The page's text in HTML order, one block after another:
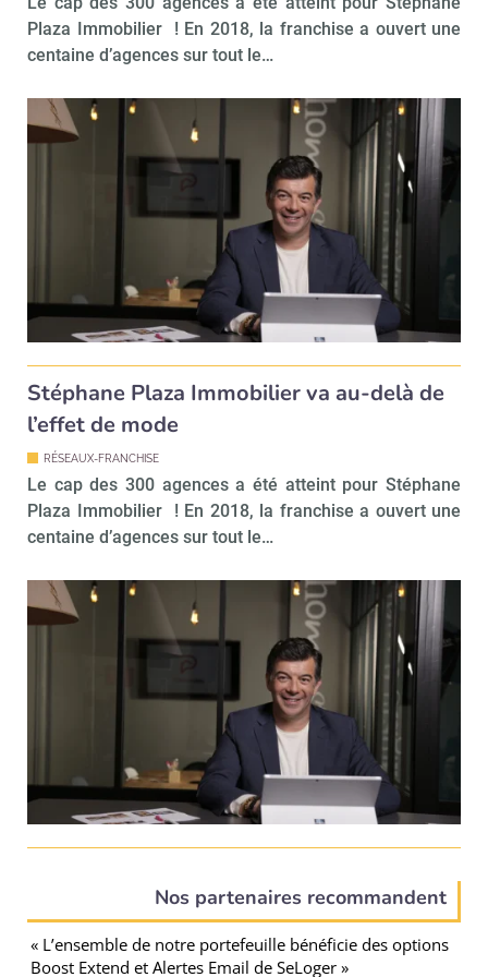
Plaza Immobilier ! En 2018, la franchise a ouvert une
centaine d’agences sur tout le…
Stéphane Plaza Immobilier va au-delà de
l’effet de mode
RÉSEAUX-FRANCHISE
Le cap des 300 agences a été atteint pour Stéphane
Plaza Immobilier ! En 2018, la franchise a ouvert une
centaine d’agences sur tout le…
Nos partenaires recommandent
« L’ensemble de notre portefeuille bénéficie des options
Boost Extend et Alertes Email de SeLoger »